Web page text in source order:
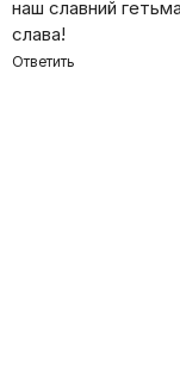
наш славний
слава!
Ответить